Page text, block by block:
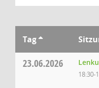
Tag
23.06.2026
18:30-